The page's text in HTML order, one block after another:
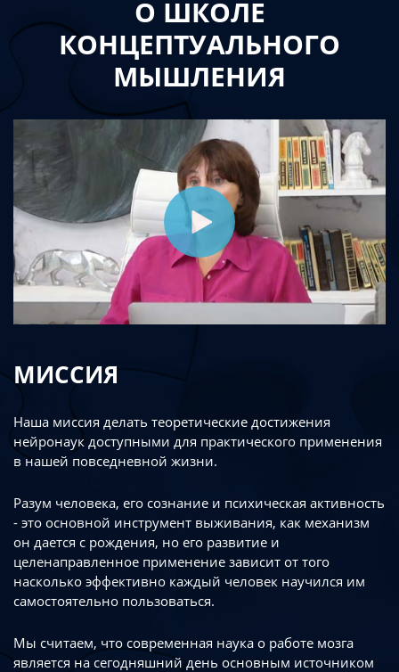
О ШКОЛЕ
КОНЦЕПТУАЛЬНОГО
МЫШЛЕНИЯ
МИССИЯ
Наша миссия делать теоретические достижения
нейронаук доступными для практического применения
в нашей повседневной жизни.
Разум человека, его сознание и психическая активность
- это основной инструмент выживания, как механизм
он дается с рождения, но его развитие и
целенаправленное применение зависит от того
насколько эффективно каждый человек научился им
самостоятельно пользоваться.
Мы считаем, что современная наука о работе мозга
является на сегодняшний день основным источником